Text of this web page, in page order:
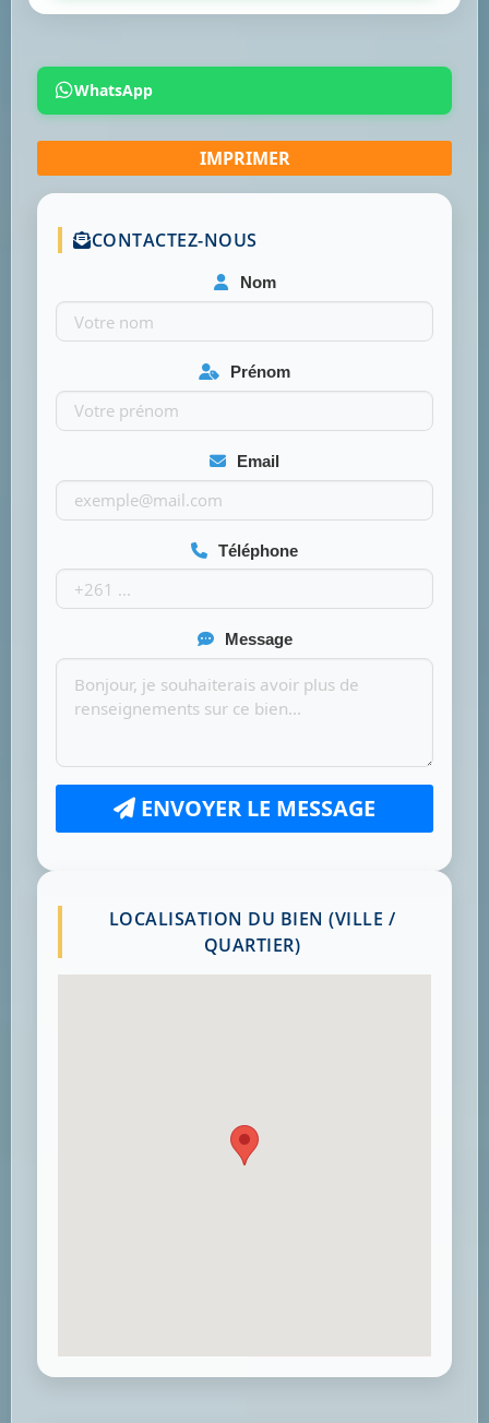
WhatsApp
CONTACTEZ-NOUS
Nom
Prénom
Email
Téléphone
Message
ENVOYER LE MESSAGE
LOCALISATION DU BIEN (VILLE /
QUARTIER)